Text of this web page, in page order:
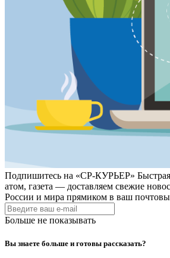
Подпишитесь на «СР-КУРЬЕР»
атом, газета — доставляем свежие
России и мира прямиком в ваш
Больше не показывать
Вы знаете больше и готовы рассказать?